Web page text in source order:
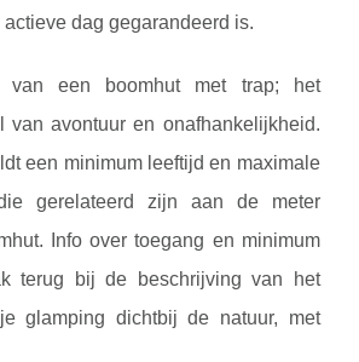
dag gegarandeerd is.
van een boomhut met trap; het
van avontuur en onafhankelijkheid.
een minimum leeftijd en maximale
gerelateerd zijn aan de meter
Info over toegang en minimum
terug bij de beschrijving van het
glamping dichtbij de natuur, met